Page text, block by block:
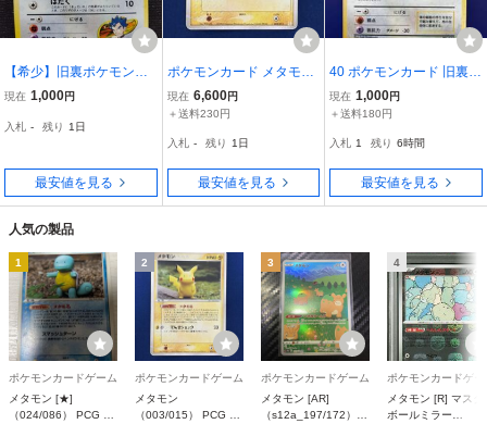
【希少】旧裏ポケモンカ
ード キョウのメタモン N
第2弾拡張パック LV.1
現在 1,000円
入札 - 残り 1日
最安値を見る
ポケモンカード メタモ
ン メタモる ピカチュ
ウ
現在 6,600円
＋送料230円
入札 - 残り 1日
最安値を見る
40 ポケモンカード 旧裏
メタモン LV.20 HP50 第3
弾 化石の秘密
現在 1,000円
＋送料180円
入札 1 残り 6時間
最安値を見る
人気の製品
1
ポケモンカードゲーム
メタモン [★]
（024/086） PCG 拡
2
ポケモンカードゲーム
メタモン
（003/015） PCG ホ
3
ポケモンカードゲーム
メタモン [AR]
（s12a_197/172）
4
ポケモンカードゲー
メタモン [R] マスタ
ボールミラー